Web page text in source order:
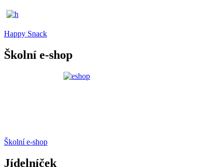
Happy Snack
Školní e-shop
Školní e-shop
Jídelníček